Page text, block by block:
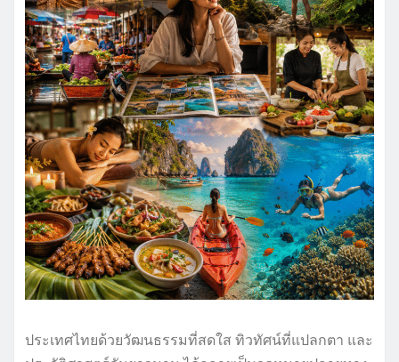
ประเทศไทยด้วยวัฒนธรรมที่สดใส ทิวทัศน์ที่แปลกตา และ